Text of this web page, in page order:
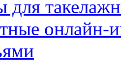
для